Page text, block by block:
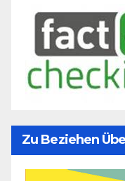
Zu Beziehen